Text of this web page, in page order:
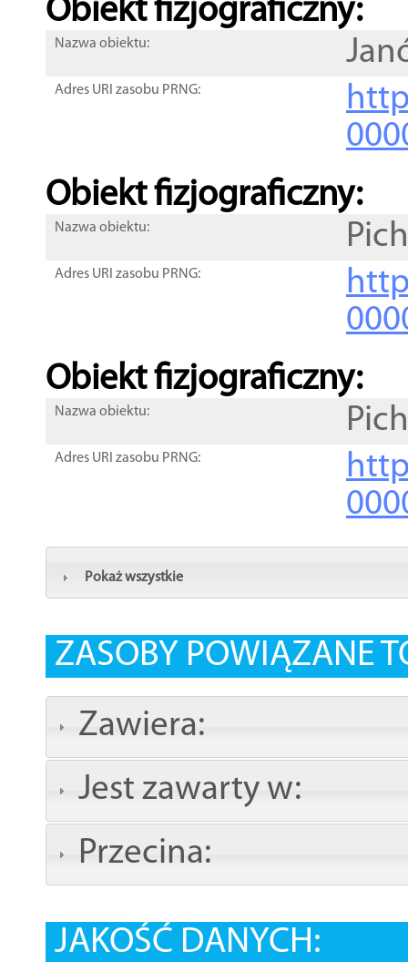
Obiekt fizjograficzny:
Nazwa obiektu:
Adres URI zasobu PRNG:
Obiekt fizjograficzny:
Nazwa obiektu:
Adres URI zasobu PRNG:
Obiekt fizjograficzny:
Nazwa obiektu:
Adres URI zasobu PRNG:
Pokaż wszystkie
ZASOBY POWIĄZANE
Zawiera:
Jest zawarty w:
Przecina:
JAKOŚĆ DANYCH: